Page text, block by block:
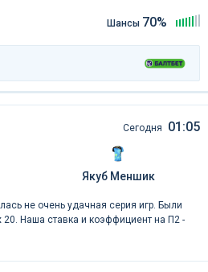
Шансы 70%
Сегодня 01:05
Якуб Меншик
не очень удачная серия игр. Были
20. Наша ставка и коэффициент на П2 -